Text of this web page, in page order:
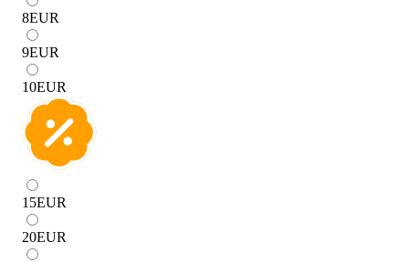
8EUR
9EUR
10EUR
15EUR
20EUR